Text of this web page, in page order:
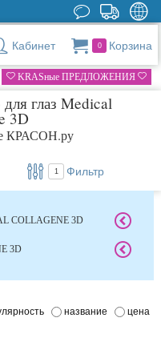
Кабинет 0 Корзина
KRASные ПРЕДЛОЖЕНИЯ
глаз Medical
3D
КРАСОН.ру
1 Фильтр
COLLAGENE 3D
3D
название цена